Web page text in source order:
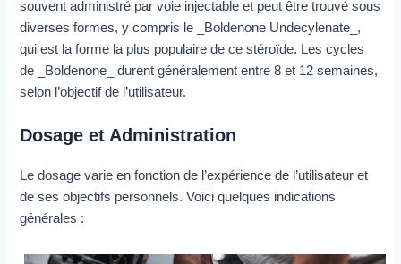
souvent administré par voie injectable et peut être trouvé sous
diverses formes, y compris le _Boldenone Undecylenate_,
qui est la forme la plus populaire de ce stéroïde. Les cycles
de _Boldenone_ durent généralement entre 8 et 12 semaines,
selon l’objectif de l’utilisateur.
Dosage et Administration
Le dosage varie en fonction de l’expérience de l’utilisateur et
de ses objectifs personnels. Voici quelques indications
générales :